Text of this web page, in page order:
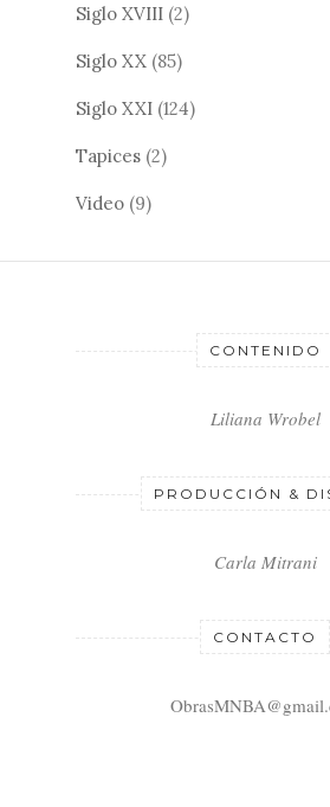
Siglo XVIII (2)
Siglo XX (85)
Siglo XXI (124)
Tapices (2)
Video (9)
CONTENIDO
Liliana Wrobel
PRODUCCIÓN &
Carla Mitrani
CONTACTO